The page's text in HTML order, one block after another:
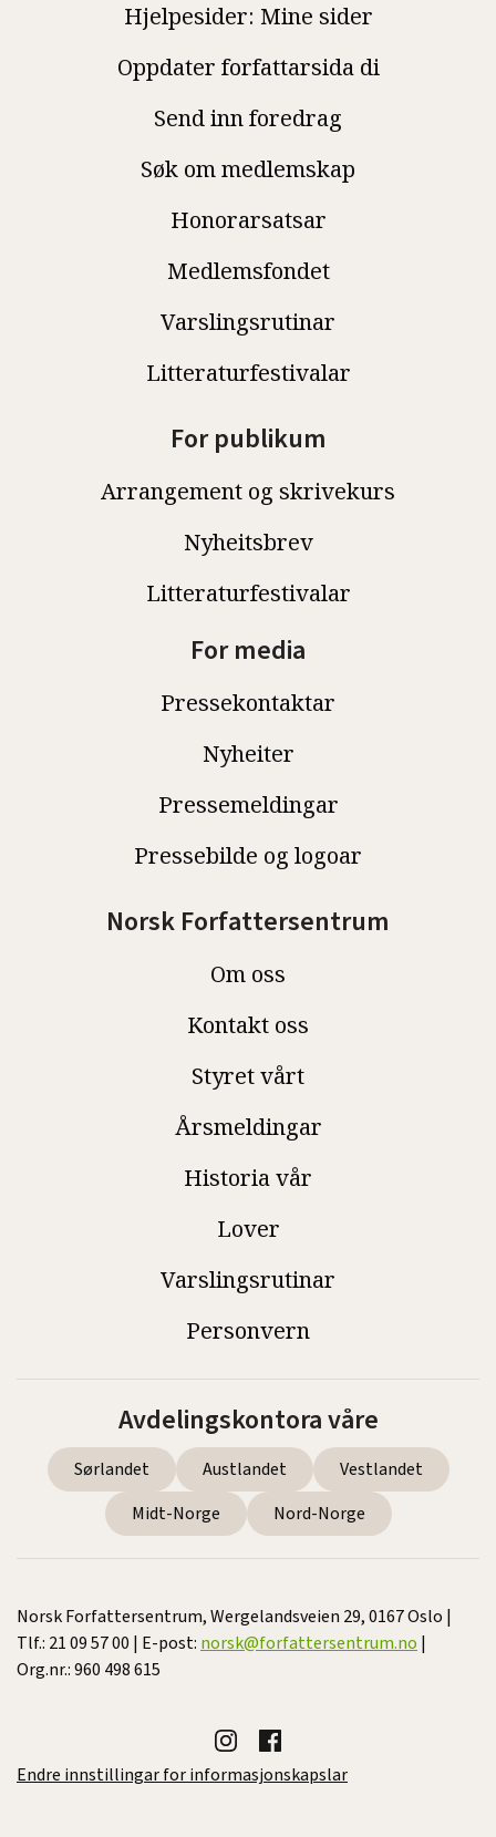
Hjelpesider: Mine sider
Oppdater forfattarsida di
Send inn foredrag
Søk om medlemskap
Honorarsatsar
Medlemsfondet
Varslingsrutinar
Litteraturfestivalar
For publikum
Arrangement og skrivekurs
Nyheitsbrev
Litteraturfestivalar
For media
Pressekontaktar
Nyheiter
Pressemeldingar
Pressebilde og logoar
Norsk Forfattersentrum
Om oss
Kontakt oss
Styret vårt
Årsmeldingar
Historia vår
Lover
Varslingsrutinar
Personvern
Avdelingskontora våre
Sørlandet Austlandet
Vestlandet
Midt-Norge
Nord-Norge
Norsk Forfattersentrum, Wergelandsveien 29, 0167 Oslo |
Tlf.: 21 09 57 00 | E-post: norsk@forfattersentrum.no |
Org.nr.: 960 498 615
Endre innstillingar for informasjonskapslar